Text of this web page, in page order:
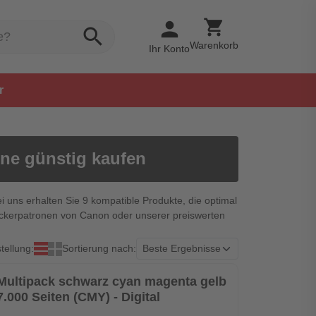
search person
Ihr Konto
shopping_cart
Warenkorb
günstig kaufen
uns erhalten Sie 9 kompatible Produkte, die optimal
von Canon oder unserer preiswerten
Sortierung nach:
schwarz cyan magenta gelb
Seiten (CMY) - Digital